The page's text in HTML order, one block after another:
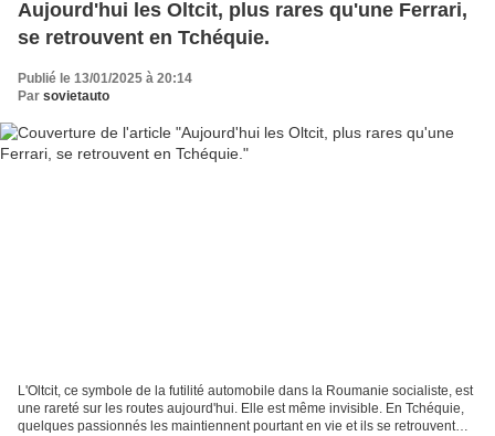
Aujourd'hui les Oltcit, plus rares qu'une Ferrari,
se retrouvent en Tchéquie.
Publié le 13/01/2025 à 20:14
Par sovietauto
L'Oltcit, ce symbole de la futilité automobile dans la Roumanie socialiste, est
une rareté sur les routes aujourd'hui. Elle est même invisible. En Tchéquie,
quelques passionnés les maintiennent pourtant en vie et ils se retrouvent